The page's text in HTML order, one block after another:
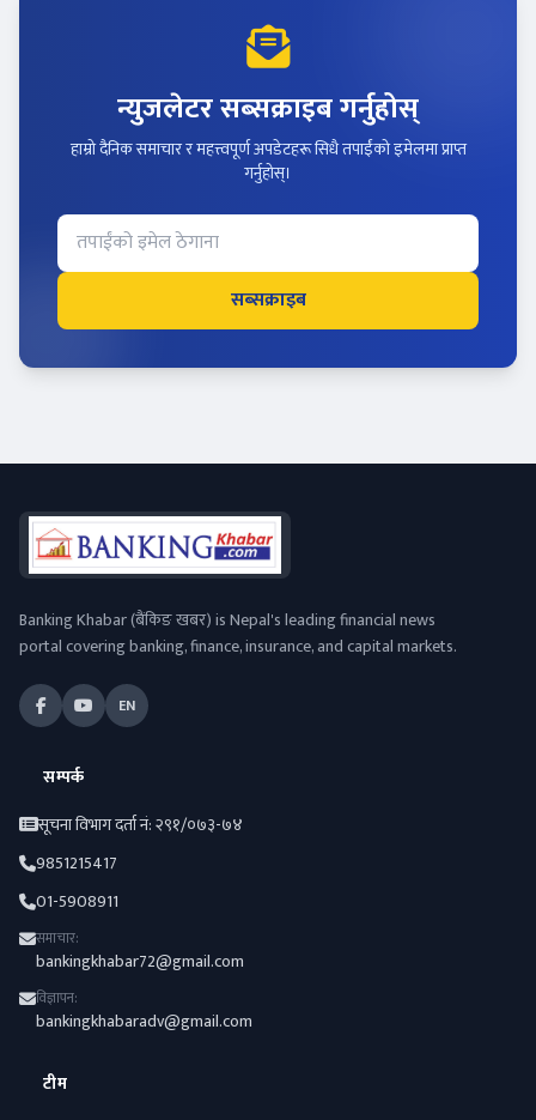
न्युजलेटर सब्सक्राइब गर्नुहोस्
हाम्रो दैनिक समाचार र महत्त्वपूर्ण अपडेटहरू सिधै तपाईंको इमेलमा प्राप्त
गर्नुहोस्।
सब्सक्राइब
Banking Khabar (बैंकिङ खबर) is Nepal's leading financial news
portal covering banking, finance, insurance, and capital markets.
EN
सम्पर्क
सूचना विभाग दर्ता नं: २९१/०७३-७४
9851215417
01-5908911
समाचार:
bankingkhabar72@gmail.com
विज्ञापन:
bankingkhabaradv@gmail.com
टीम